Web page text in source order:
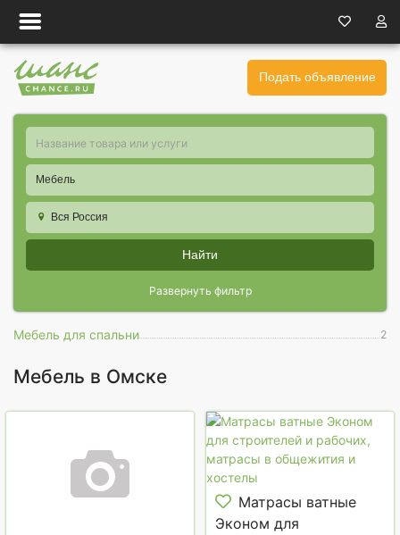
Подать объявление
Мебель
Вся Россия
Найти
Развернуть фильтр
Мебель для спальни 2
Мебель в Омске
Матрасы ватные
Эконом для